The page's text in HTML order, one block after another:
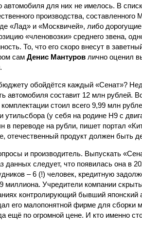
автомобиля для них не имелось. В
производства,
«Лад» и «Москвичей», либо
«членовозки» среднего звена,
То, что его скоро внесут в
сам Денис Мантуровлично оценил
обойдётся каждый «Сенат»?
автомобиля составит 12 млн рублей.
комплектации стоил всего 9,99 млн
утильсбора (у себя на родине Н9 с
в переводе на рубли, пишет портал
отечественный продукт должен быть
и производитель. Выпускать
данных следует, что появилась она в
– 6 (!) человек, кредитную
миллиона. Учредители компании
контролирующий бывший японский
его малопонятной фирме для сборки
ещё по огромной цене. И кто именно